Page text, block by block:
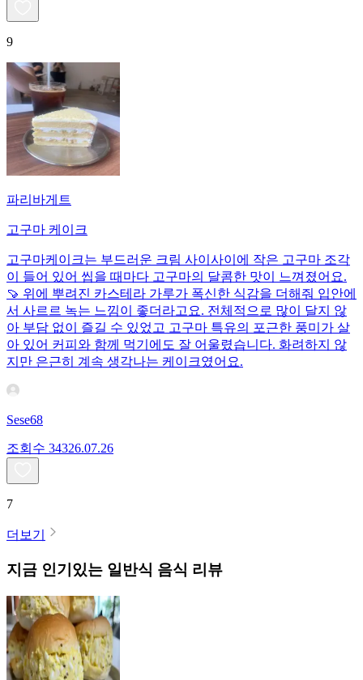
9
파리바게트
고구마 케이크
고구마케이크는 부드러운 크림 사이사이에 작은 고구마 조각
이 들어 있어 씹을 때마다 고구마의 달콤한 맛이 느껴졌어요.
🍠 위에 뿌려진 카스테라 가루가 폭신한 식감을 더해줘 입안에
서 사르르 녹는 느낌이 좋더라고요. 전체적으로 많이 달지 않
아 부담 없이 즐길 수 있었고 고구마 특유의 포근한 풍미가 살
아 있어 커피와 함께 먹기에도 잘 어울렸습니다. 화려하지 않
지만 은근히 계속 생각나는 케이크였어요.
Sese68
조회수 34326.07.26
7
더보기
지금 인기있는 일반식 음식 리뷰